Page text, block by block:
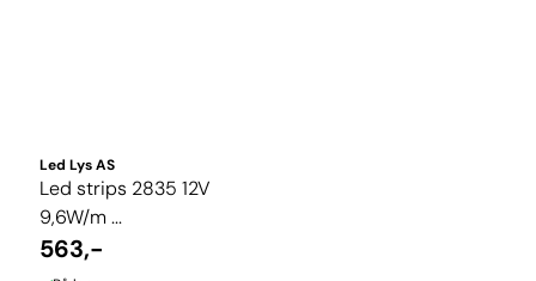
Led Lys AS
Led strips 2835 12V
9,6W/m ...
563,-